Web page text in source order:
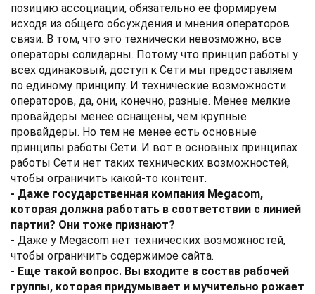
позицию ассоциации, обязательно ее формируем
исходя из общего обсуждения и мнения операторов
связи. В том, что это технически невозможно, все
операторы солидарны. Потому что принцип работы у
всех одинаковый, доступ к Сети мы предоставляем
по единому принципу. И технические возможности
операторов, да, они, конечно, разные. Менее мелкие
провайдеры менее оснащены, чем крупные
провайдеры. Но тем не менее есть основные
принципы работы Сети. И вот в основных принципах
работы Сети нет таких технических возможностей,
чтобы ограничить какой-то контент.
- Даже государственная компания Megacom,
которая должна работать в соответствии с линией
партии? Они тоже признают?
- Даже у Megacom нет технических возможностей,
чтобы ограничить содержимое сайта.
- Еще такой вопрос. Вы входите в состав рабочей
группы, которая придумывает и мучительно рожает